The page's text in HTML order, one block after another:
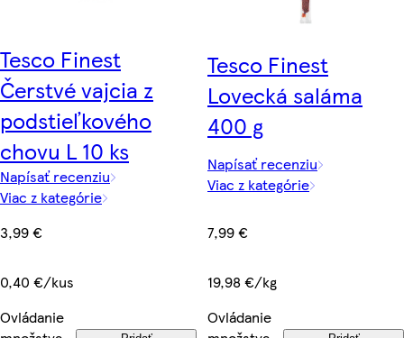
Tesco Finest
Čerstvé vajcia z
podstieľkového
chovu L 10 ks
Napísať recenziu
Viac z kategórie
3,99 €
0,40 €/kus
Ovládanie
Tesco Finest
Lovecká saláma
400 g
Napísať recenziu
Viac z kategórie
7,99 €
19,98 €/kg
Ovládanie